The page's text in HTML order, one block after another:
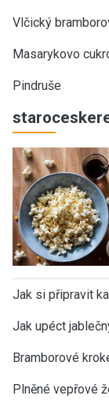
Vlčický
Masarykovo
Pindruše
Jak si připravit
Jak upéct
Bramborové
Plněné vepřové